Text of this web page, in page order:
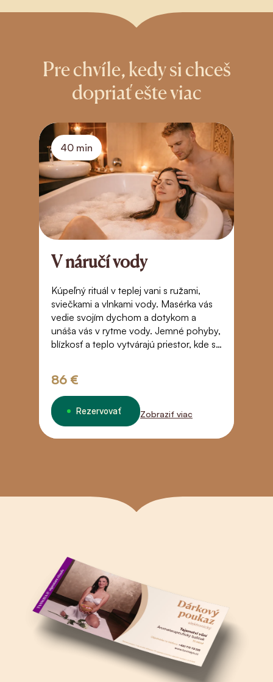
Pre chvíle, kedy si chceš
dopriať ešte viac
40 min
V náručí vody
Kúpeľný rituál v teplej vani s ružami,
sviečkami a vlnkami vody. Masérka vás
vedie svojím dychom a dotykom a
unáša vás v rytme vody. Jemné pohyby,
blízkosť a teplo vytvárajú priestor, kde sa
beztiaže, dôvery a tichého spojenia.
86 €
Rezervovať Zobraziť viac